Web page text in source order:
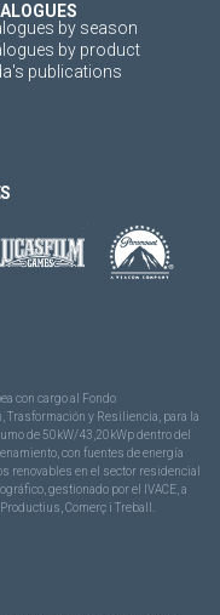
by season
by product
publications
con cargo al Fondo
Trasformación y Resiliencia, para la
de 50kW/43,20kWp dentro del
con fuentes de energía
renovables en el sector residencial
gestionado por el IVACE, a
Comerç i Treball.